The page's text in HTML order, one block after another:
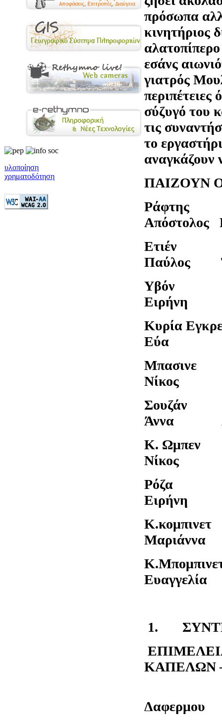
υλοποίηση
χρηματοδότηση
πρόσωπα
κινητήριος
αλατοπίπερο
εσάνς
γιατρός
σύζυγό του
τις
το
αναγκάζουν
ΠΑΙΖΟΥΝ
Απόστολος
Παύλος
Υβόν
Ειρήνη
Κυρία
Εύα
Νίκος
Άννα
Κ.
Νίκος
Ρόζα
Ειρήνη
Μαριάννα
Ευαγγελία
1.
ΚΑΠΕΛΩΝ
Δαφερμου